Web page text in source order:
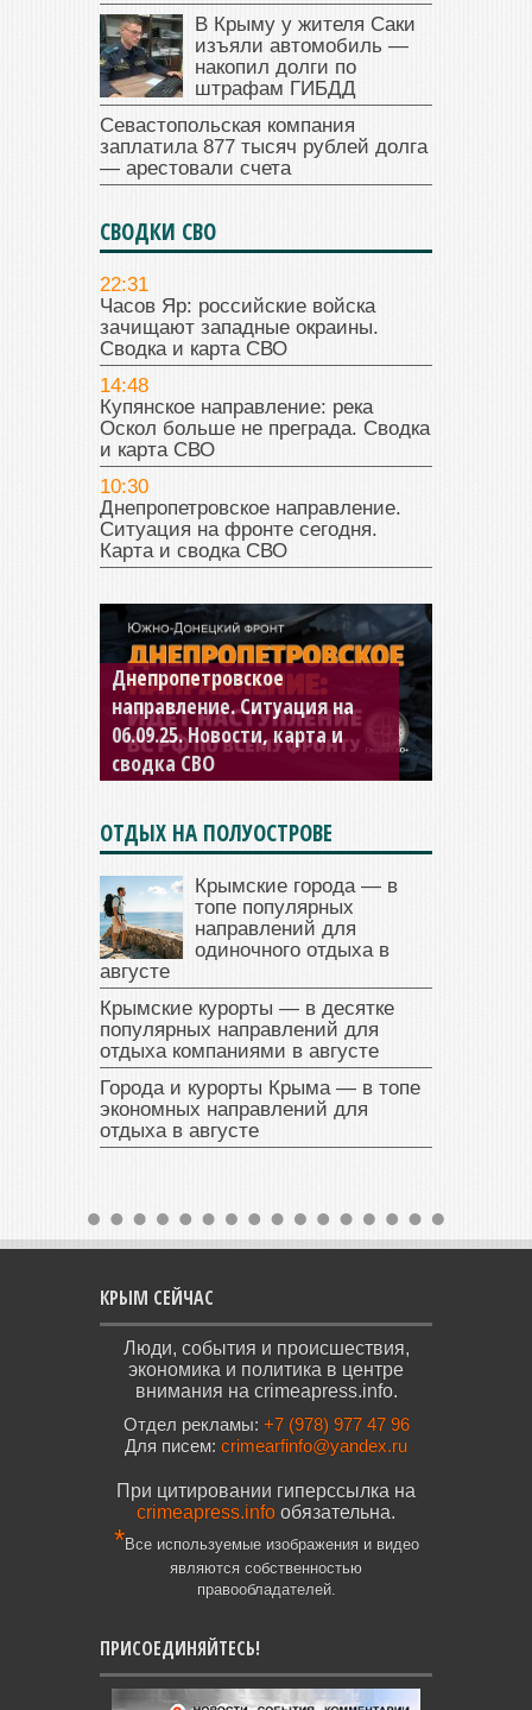
В Крыму у жителя Саки
изъяли автомобиль —
накопил долги по
штрафам ГИБДД
Севастопольская компания
заплатила 877 тысяч рублей долга
— арестовали счета
СВОДКИ СВО
22:31
Часов Яр: российские войска
зачищают западные окраины.
Сводка и карта СВО
14:48
Купянское направление: река
Оскол больше не преграда. Сводка
и карта СВО
10:30
Днепропетровское направление.
Ситуация на фронте сегодня.
Карта и сводка СВО
Константиновское
направление. Ситуация на
04.09.25 Новости, карта и
сводка СВО
ОТДЫХ НА ПОЛУОСТРОВЕ
Крымские города — в
топе популярных
направлений для
одиночного отдыха в
августе
Крымские курорты — в десятке
популярных направлений для
отдыха компаниями в августе
Города и курорты Крыма — в топе
экономных направлений для
отдыха в августе
КРЫМ СЕЙЧАС
Люди, события и происшествия,
экономика и политика в центре
внимания на crimeapress.info.
Отдел рекламы: +7 (978) 977 47 96
Для писем: crimearfinfo@yandex.ru
При цитировании гиперссылка на
crimeapress.info обязательна.
*Все используемые изображения и видео
являются собственностью
правообладателей.
ПРИСОЕДИНЯЙТЕСЬ!